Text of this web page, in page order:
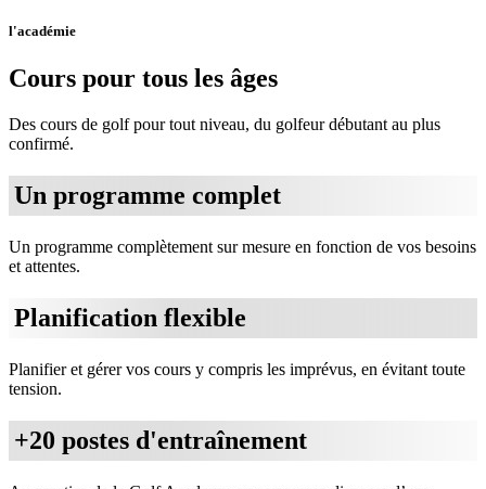
l'académie
Cours pour tous les âges
Des cours de golf pour tout niveau, du golfeur débutant au plus
confirmé.
Un programme complet
Un programme complètement sur mesure en fonction de vos besoins
et attentes.
Planification flexible
Planifier et gérer vos cours y compris les imprévus, en évitant toute
tension.
+20 postes d'entraînement